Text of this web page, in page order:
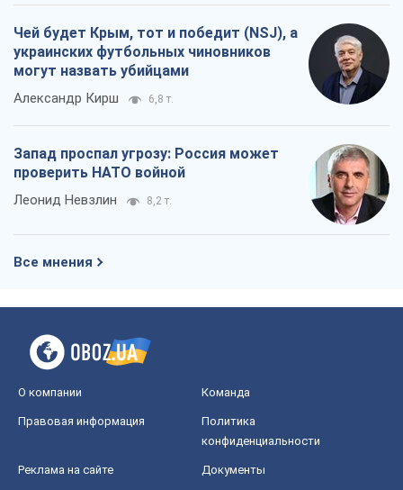
Чей будет Крым, тот и победит (NSJ), а
украинских футбольных чиновников
могут назвать убийцами
Александр Кирш 6,8 т.
Запад проспал угрозу: Россия может
проверить НАТО войной
Леонид Невзлин 8,2 т.
Все мнения
О компании Команда
Правовая информация
Политика
конфиденциальности
Реклама на сайте Документы